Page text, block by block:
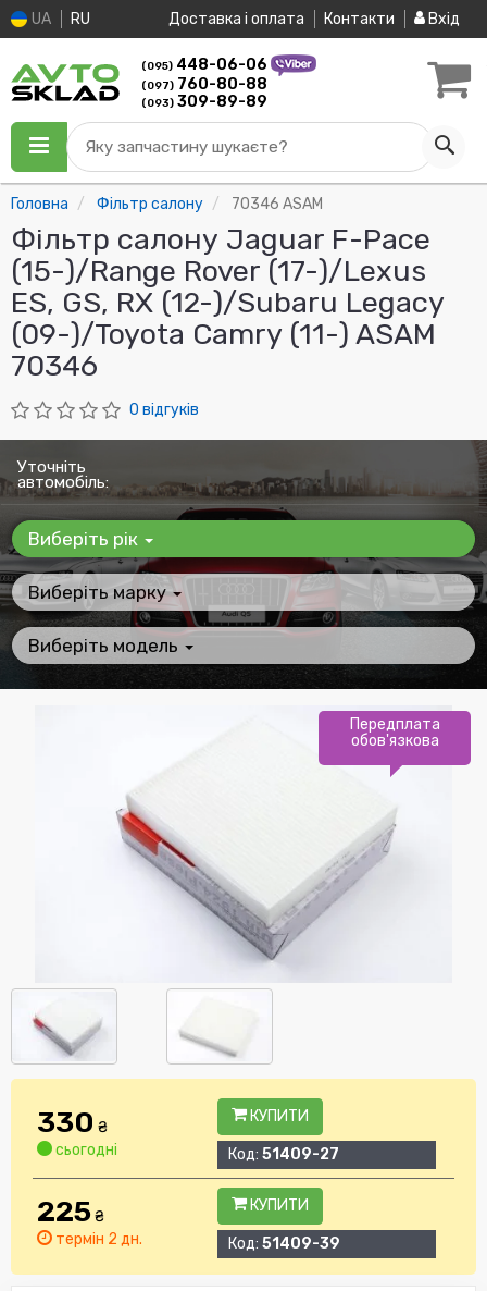
UA RU Доставка і оплата Контакти Вхід
(095) 448-06-06
(097) 760-80-88
(093) 309-89-89
Яку запчастину шукаєте?
Головна Фільтр салону 70346 ASAM
Фільтр салону Jaguar F-Pace
(15-)/Range Rover (17-)/Lexus
ES, GS, RX (12-)/Subaru Legacy
(09-)/Toyota Camry (11-) ASAM
70346
0 відгуків
Уточніть
автомобіль:
Виберіть рік
Виберіть марку
Виберіть модель
Передплата
обов'язкова
330 ₴
сьогодні
КУПИТИ
Код: 51409-27
225₴
термін 2 дн.
КУПИТИ
Код: 51409-39